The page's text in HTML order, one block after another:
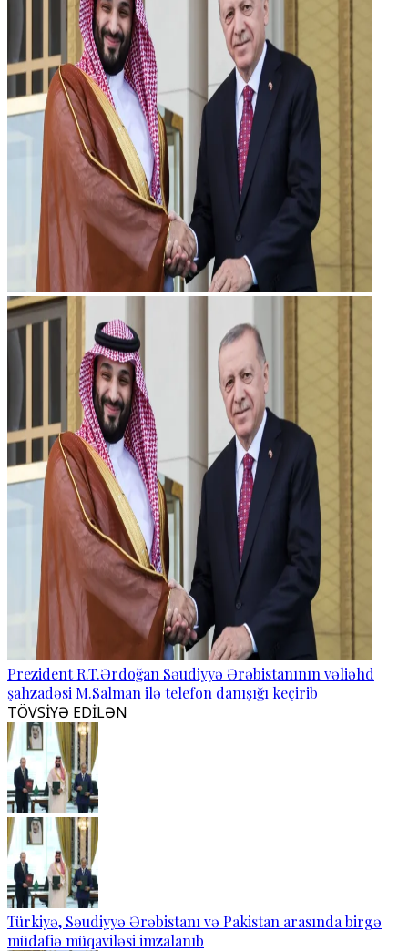
Prezident R.T.Ərdoğan Səudiyyə Ərəbistanının vəliəhd
şahzadəsi M.Salman ilə telefon danışığı keçirib
TÖVSİYƏ EDİLƏN
Türkiyə, Səudiyyə Ərəbistanı və Pakistan arasında birgə
müdafiə müqaviləsi imzalanıb